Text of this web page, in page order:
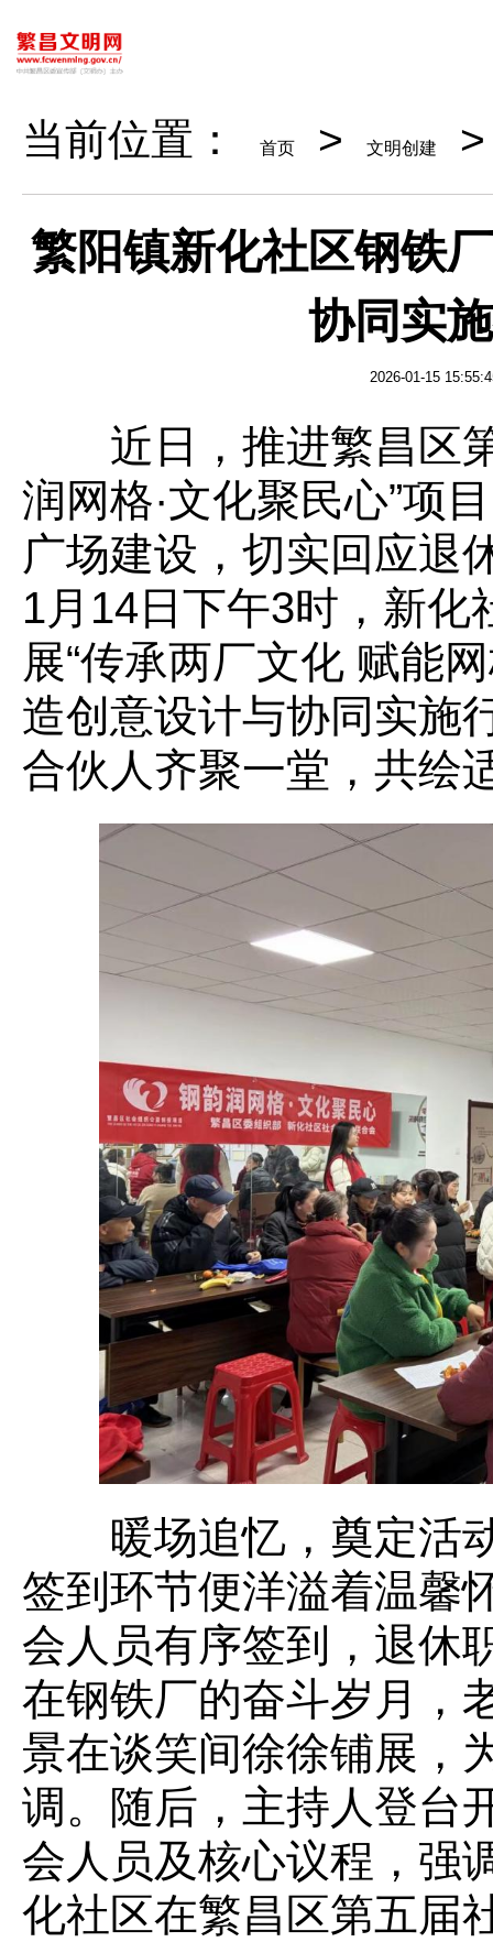
当前位置： 首页 > 文明创建
繁阳镇新化社区钢铁
协同实
2026-01-15
近日，推进繁昌区第
润网格·文化聚民心”项
广场建设，切实回应退
1月14日下午3时，新
展“传承两厂文化 赋能
造创意设计与协同实施
合伙人齐聚一堂，共绘
暖场追忆，奠定活动
签到环节便洋溢着温馨
会人员有序签到，退休
在钢铁厂的奋斗岁月，
景在谈笑间徐徐铺展，
调。随后，主持人登台
会人员及核心议程，强
化社区在繁昌区第五届